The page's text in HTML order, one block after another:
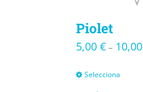
Piolet
5,00 €– 10,00
Selecciona